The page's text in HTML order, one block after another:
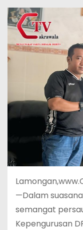
—Dalam
semangat
Kepengurusan